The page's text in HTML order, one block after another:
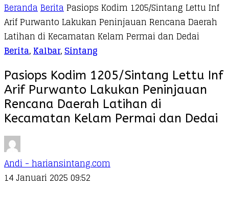
BerandaBeritaPasiops Kodim 1205/Sintang Lettu Inf
Arif Purwanto Lakukan Peninjauan Rencana Daerah
Latihan di Kecamatan Kelam Permai dan Dedai
Berita,Kalbar,Sintang
Pasiops Kodim 1205/Sintang Lettu Inf
Arif Purwanto Lakukan Peninjauan
Rencana Daerah Latihan di
Kecamatan Kelam Permai dan Dedai
Andi - hariansintang.com
14 Januari 2025 09:52